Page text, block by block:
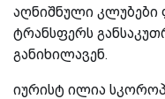
აღნიშნული
ტრანსფერს
განიხილავენ.
იურისტ ილია